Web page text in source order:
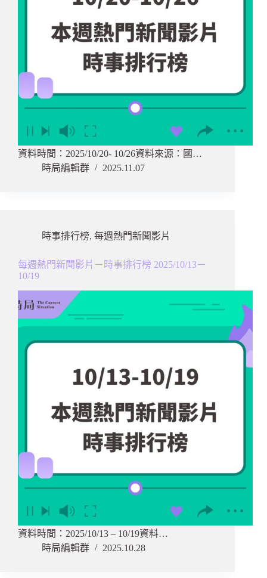
資料時間：2025/10/20- 10/26資料來源：國…
時局編輯群
2025.11.07
時事排行榜, 每週熱門新聞影片
每週熱門新聞影片－時事排行榜 2025/10/13－
10/19
資料時間：2025/10/13 – 10/19資料…
時局編輯群
2025.10.28